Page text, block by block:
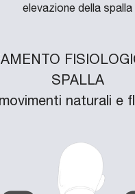
elevazione della spalla
SPALLA
movimenti naturali e